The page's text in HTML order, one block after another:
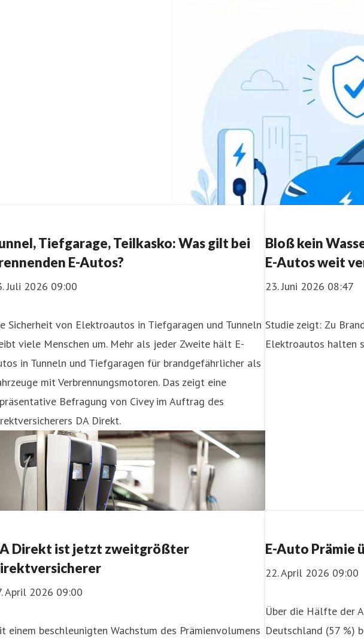
Schutz als gedacht: Worauf es bei der Versicherung
a.M., 27.07.2026 – Beim Versicherungsschutz von Elektroautos
ob Brandschäden an E-Autos von der Teilkaskoversicherung übernommen
von der Antriebsart sowohl über die Vollkasko al
Tiefgarage, Teilkasko: Was gilt bei
E-Autos?
Juli 2026 09:00
Sicherheit von Elektroautos in Tiefgaragen und Tunneln
viele Menschen um. Mehr als jeder Zweite hält E-
in Tunneln und Tiefgaragen für brandgefährlicher als
mit Verbrennungsmotoren. Das zeigt eine
Befragung von Civey im Auftrag des
DA Direkt.
Bloß kein
E-Autos weit
23. Juni 2026 08:47
Studie zeigt: Zu
Elektroautos halten
Direkt ist jetzt zweitgrößter
April 2026 09:00
einem beschleunigten Wachstum des Prämienvolumens
E-Auto Prämie
22. April 2026 09:00
Über die Hälfte der
Deutschland (57 %)